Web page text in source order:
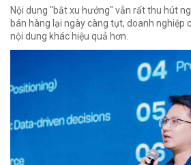
Nội dung "bắt xu hướng" vẫn rất thu hút
bán hàng lại ngày càng tụt, doanh nghiệp
nội dung khác hiệu quả hơn.